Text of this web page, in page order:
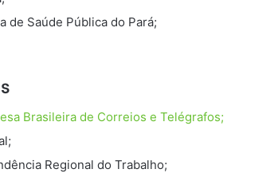
de Saúde Pública do Pará;
Brasileira de Correios e Telégrafos;
Regional do Trabalho;